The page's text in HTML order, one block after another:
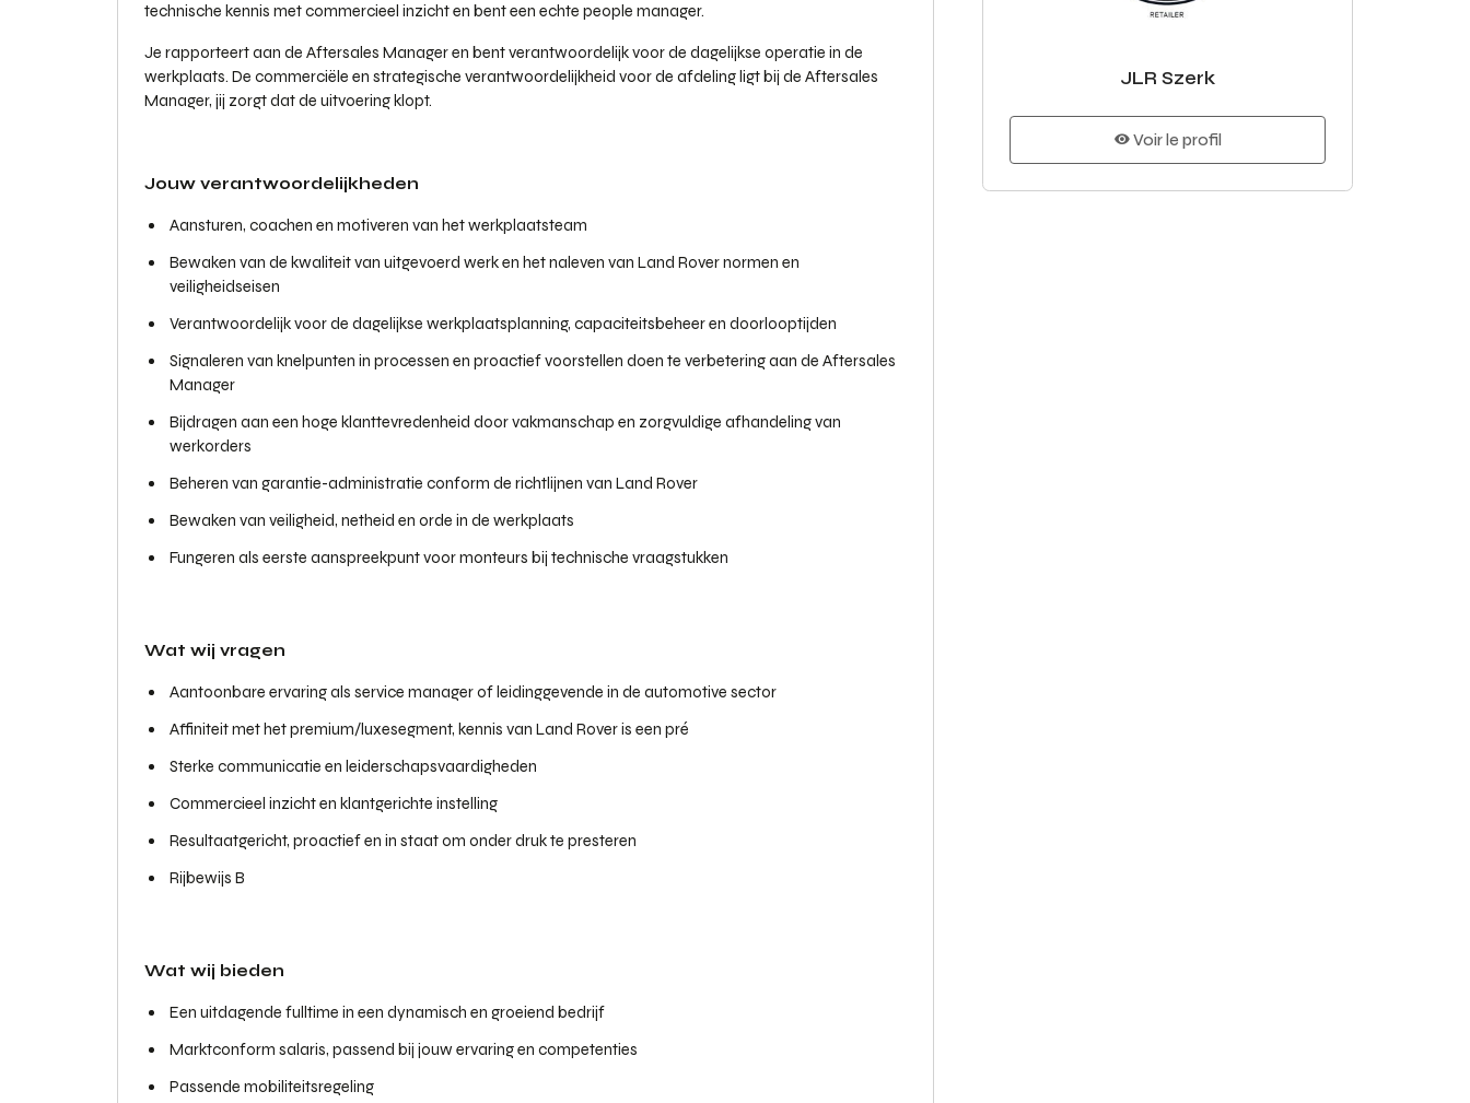
technische kennis met commercieel inzicht en bent een echte people manager.
Je rapporteert aan de Aftersales Manager en bent verantwoordelijk voor de dagelijkse operatie in de
werkplaats. De commerciële en strategische verantwoordelijkheid voor de afdeling ligt bij de Aftersales
Manager, jij zorgt dat de uitvoering klopt.
Jouw verantwoordelijkheden
Aansturen, coachen en motiveren van het werkplaatsteam
Bewaken van de kwaliteit van uitgevoerd werk en het naleven van Land Rover normen en
veiligheidseisen
Verantwoordelijk voor de dagelijkse werkplaatsplanning, capaciteitsbeheer en doorlooptijden
Signaleren van knelpunten in processen en proactief voorstellen doen te verbetering aan de Aftersales
Manager
Bijdragen aan een hoge klanttevredenheid door vakmanschap en zorgvuldige afhandeling van
werkorders
Beheren van garantie-administratie conform de richtlijnen van Land Rover
Bewaken van veiligheid, netheid en orde in de werkplaats
Fungeren als eerste aanspreekpunt voor monteurs bij technische vraagstukken
Wat wij vragen
Aantoonbare ervaring als service manager of leidinggevende in de automotive sector
Affiniteit met het premium/luxesegment, kennis van Land Rover is een pré
Sterke communicatie en leiderschapsvaardigheden
Commercieel inzicht en klantgerichte instelling
Resultaatgericht, proactief en in staat om onder druk te presteren
Rijbewijs B
Wat wij bieden
Een uitdagende fulltime in een dynamisch en groeiend bedrijf
Marktconform salaris, passend bij jouw ervaring en competenties
Passende mobiliteitsregeling
JLR Szerk
Voir le profil